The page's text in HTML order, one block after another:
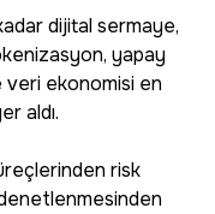
dijital sermaye,
yapay
ekonomisi en
aldı.
risk